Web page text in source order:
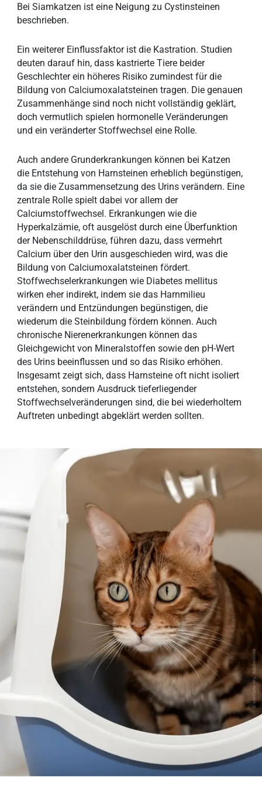
Bei Siamkatzen ist eine Neigung zu Cystinsteinen
beschrieben.
Ein weiterer Einflussfaktor ist die Kastration. Studien
deuten darauf hin, dass kastrierte Tiere beider
Geschlechter ein höheres Risiko zumindest für die
Bildung von Calciumoxalatsteinen tragen. Die genauen
Zusammenhänge sind noch nicht vollständig geklärt,
doch vermutlich spielen hormonelle Veränderungen
und ein veränderter Stoffwechsel eine Rolle.
Auch andere Grunderkrankungen können bei Katzen
die Entstehung von Harnsteinen erheblich begünstigen,
da sie die Zusammensetzung des Urins verändern. Eine
zentrale Rolle spielt dabei vor allem der
Calciumstoffwechsel. Erkrankungen wie die
Hyperkalzämie, oft ausgelöst durch eine Überfunktion
der Nebenschilddrüse, führen dazu, dass vermehrt
Calcium über den Urin ausgeschieden wird, was die
Bildung von Calciumoxalatsteinen fördert.
Stoffwechselerkrankungen wie Diabetes mellitus
wirken eher indirekt, indem sie das Harnmilieu
verändern und Entzündungen begünstigen, die
wiederum die Steinbildung fördern können. Auch
chronische Nierenerkrankungen können das
Gleichgewicht von Mineralstoffen sowie den pH-Wert
des Urins beeinflussen und so das Risiko erhöhen.
Insgesamt zeigt sich, dass Harnsteine oft nicht isoliert
entstehen, sondern Ausdruck tieferliegender
Stoffwechselveränderungen sind, die bei wiederholtem
Auftreten unbedingt abgeklärt werden sollten.